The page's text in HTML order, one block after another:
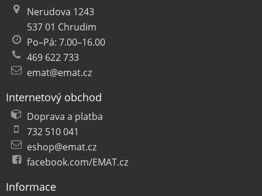
Nerudova 1243
537 01 Chrudim
Po–Pá: 7.00–16.00
469 622 733
emat@emat.cz
Internetový obchod
Doprava a platba
732 510 041
eshop@emat.cz
facebook.com/EMAT.cz
Informace